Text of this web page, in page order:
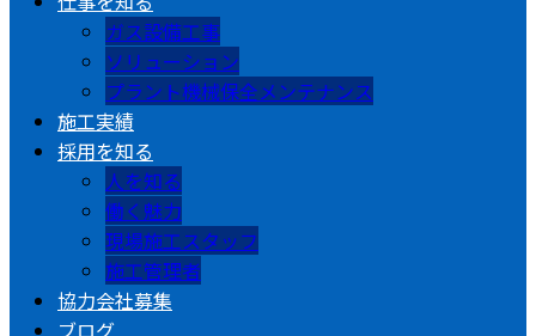
ガス設備工事
ソリューション
プラント機械保全メンテナンス
施工実績
採用を知る
人を知る
働く魅力
現場施工スタッフ
施工管理者
協力会社募集
ブログ